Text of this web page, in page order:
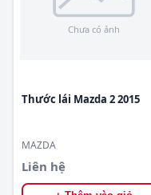
Thước lái Mazda 2 2015
MAZDA
Liên hệ